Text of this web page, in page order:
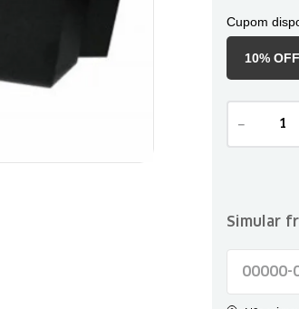
Cupom
10%
－